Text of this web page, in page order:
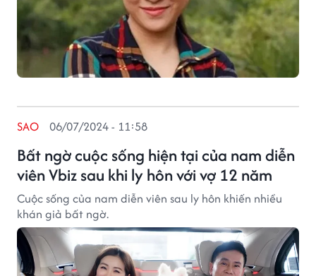
Bất ngờ cuộc sống hiện tại của nam diễn
viên Vbiz sau khi ly hôn với vợ 12 năm
SAO 06/07/2024 - 11:58
Cuộc sống của nam diễn viên sau ly hôn khiến nhiều
khán giả bất ngờ.